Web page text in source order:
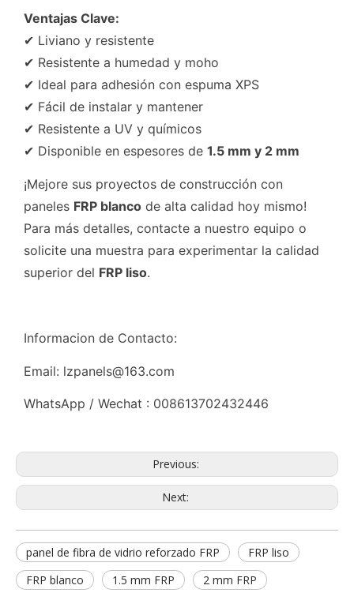
Ventajas Clave:
✔ Liviano y resistente
✔ Resistente a humedad y moho
✔ Ideal para adhesión con espuma XPS
✔ Fácil de instalar y mantener
✔ Resistente a UV y químicos
✔ Disponible en espesores de 1.5 mm y 2 mm
¡Mejore sus proyectos de construcción con
paneles FRP blanco de alta calidad hoy mismo!
Para más detalles, contacte a nuestro equipo o
solicite una muestra para experimentar la calidad
superior del FRP liso.
Informacion de Contacto:
Email: lzpanels@163.com
WhatsApp / Wechat : 008613702432446
Previous:
Next:
panel de fibra de vidrio reforzado FRP
FRP liso
FRP blanco
1.5 mm FRP 2 mm FRP